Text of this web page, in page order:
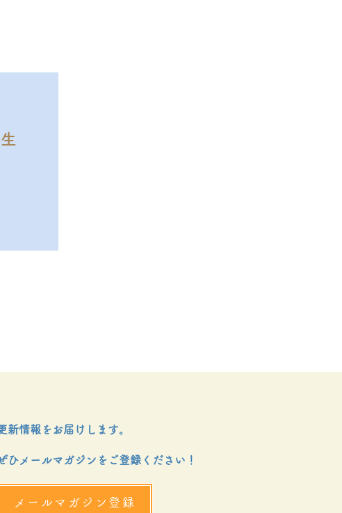
生
新情報をお届けします。
ひメールマガジンをご登録ください！
メールマガジン登録